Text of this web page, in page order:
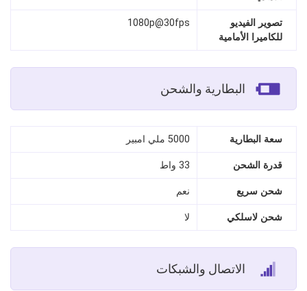
تصوير الفيديو
للكاميرا الأمامية
1080p@30fps
البطارية والشحن
سعة البطارية 5000 ملي امبير
قدرة الشحن 33 واط
شحن سريع نعم
شحن لاسلكي لا
الاتصال والشبكات